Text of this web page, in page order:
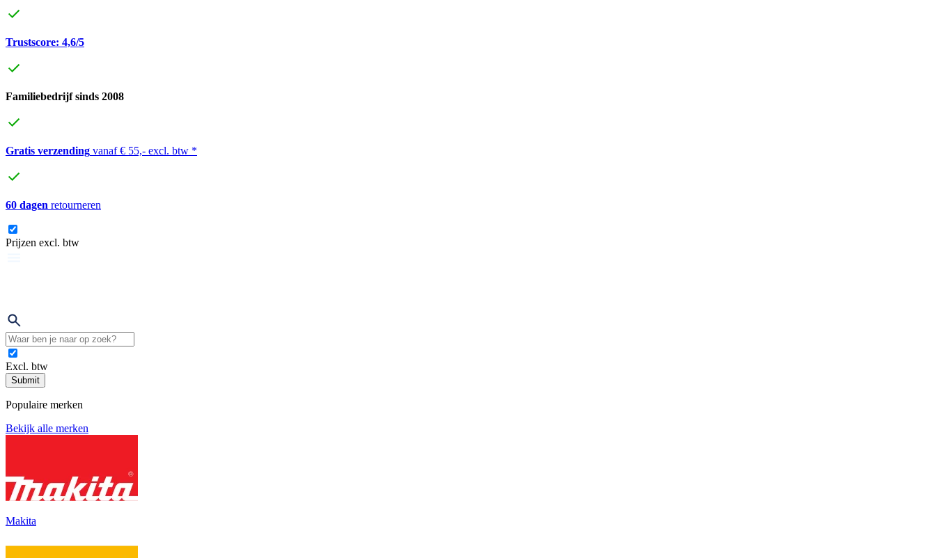
Trustscore: 4,6/5
Familiebedrijf sinds 2008
Gratis verzending vanaf € 55,- excl. btw *
60 dagen retourneren
Prijzen excl. btw
Excl. btw
Submit
Populaire merken
Bekijk alle merken
Makita